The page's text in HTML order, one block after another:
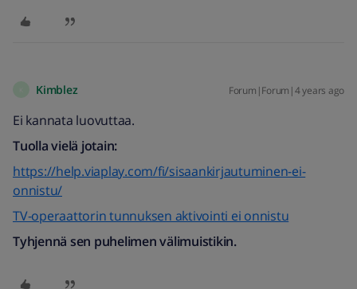
Kimblez Forum|Forum|4 years ago
Ei kannata luovuttaa.
Tuolla vielä jotain:
https://help.viaplay.com/fi/sisaankirjautuminen-ei-
onnistu/
TV-operaattorin tunnuksen aktivointi ei onnistu
Tyhjennä sen puhelimen välimuistikin.